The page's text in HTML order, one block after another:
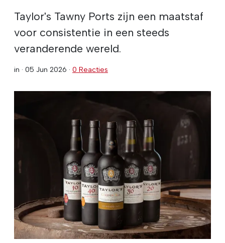
Taylor's Tawny Ports zijn een maatstaf
voor consistentie in een steeds
veranderende wereld.
in · 05 Jun 2026 · 0 Reacties